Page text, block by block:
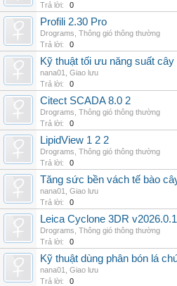
Trả lời:
0
Profili 2.30 Pro
Drograms Thông gió thông thường
Trả lời:
0
Kỹ thuật tối ưu năng suất
nana01
Giao lưu
Trả lời:
0
Citect SCADA 8.0 2
Drograms Thông gió thông thường
Trả lời:
0
LipidView 1 2 2
Drograms Thông gió thông thường
Trả lời:
0
Tăng sức bền vách tế bào
nana01
Giao lưu
Trả lời:
0
Leica Cyclone 3DR v2026.0.1
Drograms Thông gió thông thường
Trả lời:
0
Kỹ thuật dùng phân bón lá
nana01
Giao lưu
Trả lời:
0